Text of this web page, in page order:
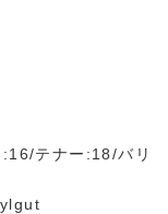
テナー:18/バリ